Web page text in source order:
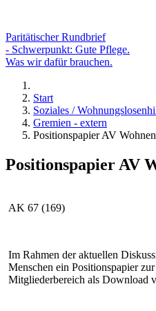
Paritätischer Rundbrief
- Schwerpunkt: Gute Pflege.
Was wir dafür brauchen.
Start
Soziales /
Gremien - extern
Positionspapier AV Wohnen
Positionspapier AV
AK 67 (169)
Im Rahmen der aktuellen
Menschen ein Positionspapier
Mitgliederbereich als Download